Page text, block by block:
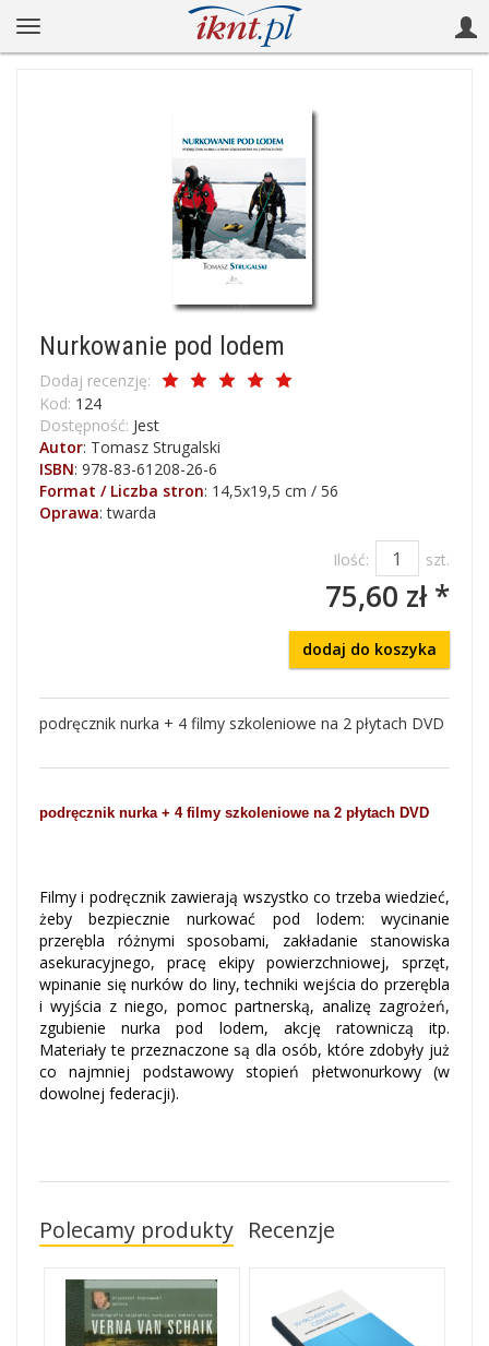
Nurkowanie pod lodem
Dodaj recenzję:
Kod: 124
Dostępność: Jest
Autor: Tomasz Strugalski
ISBN: 978-83-61208-26-6
Format / Liczba stron: 14,5x19,5 cm / 56
Oprawa: twarda
Ilość: szt.
75,60 zł *
dodaj do koszyka
podręcznik nurka + 4 filmy szkoleniowe na 2 płytach DVD
podręcznik nurka + 4 filmy szkoleniowe na 2 płytach DVD
Filmy i podręcznik zawierają wszystko co trzeba wiedzieć,
żeby bezpiecznie nurkować pod lodem: wycinanie
przerębla różnymi sposobami, zakładanie stanowiska
asekuracyjnego, pracę ekipy powierzchniowej, sprzęt,
wpinanie się nurków do liny, techniki wejścia do przerębla
i wyjścia z niego, pomoc partnerską, analizę zagrożeń,
zgubienie nurka pod lodem, akcję ratowniczą itp.
Materiały te przeznaczone są dla osób, które zdobyły już
co najmniej podstawowy stopień płetwonurkowy (w
dowolnej federacji).
Polecamy produkty Recenzje